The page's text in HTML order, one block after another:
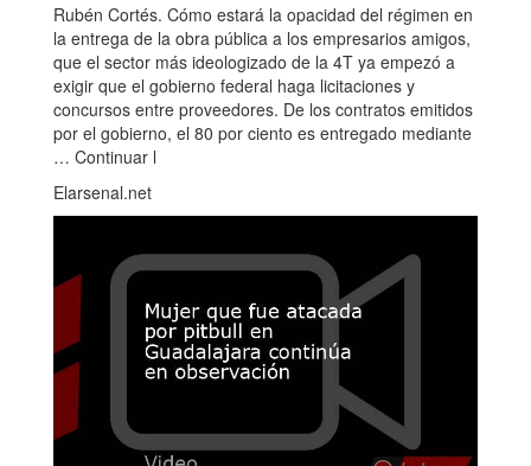
Rubén Cortés. Cómo estará la opacidad del régimen en
la entrega de la obra pública a los empresarios amigos,
que el sector más ideologizado de la 4T ya empezó a
exigir que el gobierno federal haga licitaciones y
concursos entre proveedores. De los contratos emitidos
por el gobierno, el 80 por ciento es entregado mediante
… Continuar l
Elarsenal.net